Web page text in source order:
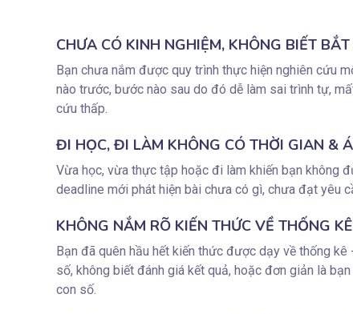
CHƯA CÓ KINH NGHIỆM, KHÔNG BIẾT
Bạn chưa nắm được quy trình thực hiện nghiên cứu
nào trước, bước nào sau do đó dễ làm sai trình tự,
cứu thấp.
ĐI HỌC, ĐI LÀM KHÔNG CÓ THỜI GIAN &
Vừa học, vừa thực tập hoặc đi làm khiến bạn không
deadline mới phát hiện bài chưa có gì, chưa đạt yêu
KHÔNG NẮM RÕ KIẾN THỨC VỀ THỐNG
Bạn đã quên hầu hết kiến thức được dạy về thống
số, không biết đánh giá kết quả, hoặc đơn giản là
con số.